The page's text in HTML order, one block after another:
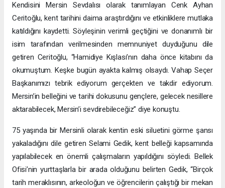
Kendisini Mersin Sevdalısı olarak tanımlayan Cenk Ayhan
Ceritoğlu, kent tarihini daima araştırdığını ve etkinliklere mutlaka
katıldığını kaydetti. Söyleşinin verimli geçtiğini ve donanımlı bir
isim tarafından verilmesinden memnuniyet duyduğunu dile
getiren Ceritoğlu, “Hamidiye Kışlası’nın daha önce kitabını da
okumuştum. Keşke bugün ayakta kalmış olsaydı. Vahap Seçer
Başkanımızı tebrik ediyorum gerçekten ve takdir ediyorum.
Mersin’in belleğini ve tarihi dokusunu gençlere, gelecek nesillere
aktarabilecek, Mersin’i sevdirebileceğiz” diye konuştu.
75 yaşında bir Mersinli olarak kentin eski siluetini görme şansı
yakaladığını dile getiren Selami Gedik, kent belleği kapsamında
yapılabilecek en önemli çalışmaların yapıldığını söyledi. Bellek
Ofisi’nin yurttaşlarla bir arada olduğunu belirten Gedik, “Birçok
tarih meraklısının, arkeoloğun ve öğrencilerin çalıştığı bir mekan